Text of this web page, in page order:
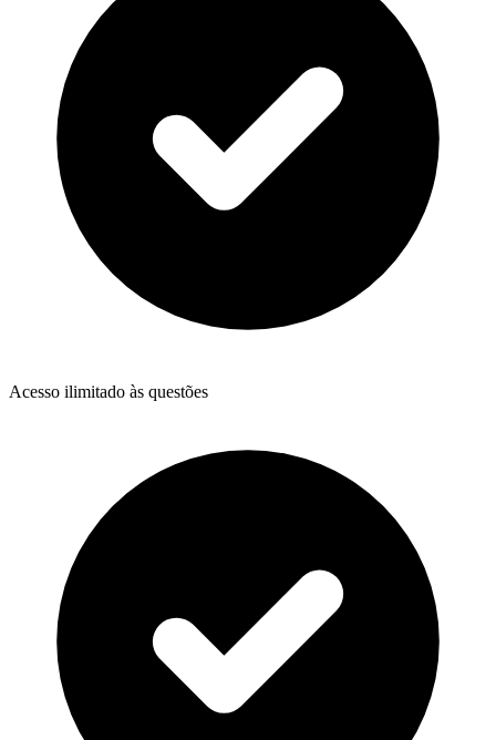
Acesso ilimitado às questões